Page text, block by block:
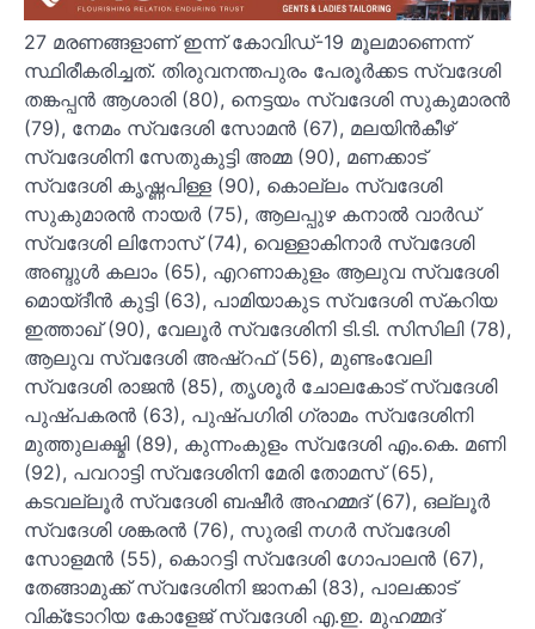
27 മരണങ്ങളാണ് ഇന്ന് കോവിഡ്-19 മൂലമാണെന്ന്
സ്ഥിരീകരിച്ചത്. തിരുവനന്തപുരം പേരൂര്ക്കട സ്വദേശി
തങ്കപ്പന് ആശാരി (80), നെട്ടയം സ്വദേശി സുകുമാരന്
(79), നേമം സ്വദേശി സോമന് (67), മലയിന്കീഴ്
സ്വദേശിനി സേതുകുട്ടി അമ്മ (90), മണക്കാട്
സ്വദേശി കൃഷ്ണപിള്ള (90), കൊല്ലം സ്വദേശി
സുകുമാരന് നായര്(75), ആലപ്പുഴ കനാല് വാര്ഡ്
സ്വദേശി ലിനോസ് (74), വെള്ളാകിനാര്സ്വദേശി
അബ്ദുള് കലാം (65), എറണാകുളം ആലുവ സ്വദേശി
മൊയ്ദീന് കുട്ടി (63), പാമിയാകുട സ്വദേശി സ്‌കറിയ
ഇത്താഖ് (90), വേലൂര്സ്വദേശിനി ടി.ടി. സിസിലി (78),
ആലുവ സ്വദേശി അഷ്‌റഫ് (56), മുണ്ടംവേലി
സ്വദേശി രാജന് (85), തൃശൂര്ചോലകോട് സ്വദേശി
പുഷ്പകരന് (63), പുഷ്പഗിരി ഗ്രാമം സ്വദേശിനി
മുത്തുലക്ഷ്മി (89), കുന്നംകുളം സ്വദേശി എം.കെ. മണി
(92), പവറാട്ടി സ്വദേശിനി മേരി തോമസ് (65),
കടവല്ലൂര്സ്വദേശി ബഷീര്അഹമ്മദ് (67), ഒല്ലൂര്
സ്വദേശി ശങ്കരന് (76), സുരഭി നഗര്സ്വദേശി
സോളമന് (55), കൊറട്ടി സ്വദേശി ഗോപാലന് (67),
തേങ്ങാമുക്ക് സ്വദേശിനി ജാനകി (83), പാലക്കാട്
വിക്‌ടോറിയ കോളേജ് സ്വദേശി എ.ഇ. മുഹമ്മദ്